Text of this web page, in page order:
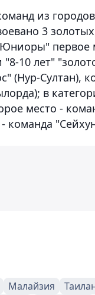
из
3
первое
10 лет"
(Нур-Султан),
в
место -
команда
Малайзия